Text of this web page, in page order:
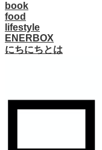
book
food
lifestyle
ENERBOX
にちにちとは